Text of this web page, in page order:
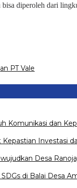
diperoleh dari
PT Vale
Komunikasi dan
Investasi
Desa
di Balai Desa